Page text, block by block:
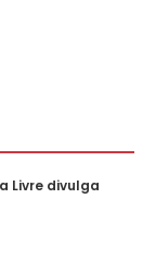
Livre divulga